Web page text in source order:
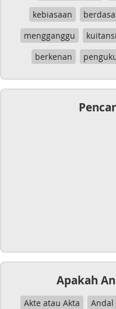
kebiasaan
mengganggu
kuitansi
berkenan
Apakah
Akte atau Akta Andal